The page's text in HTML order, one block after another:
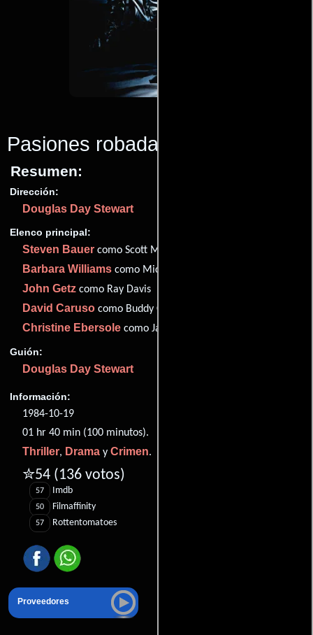
Pasiones robadas
Resumen:
Dirección:
Douglas Day Stewart
Elenco principal:
Steven Bauer como Scott Muller
Barbara Williams como Mickey Davis
John Getz como Ray Davis
David Caruso como Buddy Calamara
Christine Ebersole como Janie Pointer
Guión:
Douglas Day Stewart
Información:
1984-10-19
01 hr 40 min (100 minutos).
Thriller, Drama y Crimen.
✮54 (136 votos)
57 Imdb
50 Filmaffinity
57 Rottentomatoes
Proveedores